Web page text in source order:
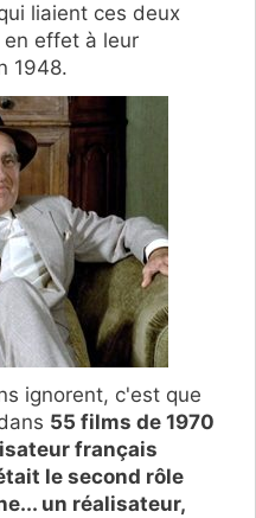
liaient ces deux
effet à leur
1948.
ignorent, c'est que
55 films de 1970
français
le second rôle
un réalisateur,